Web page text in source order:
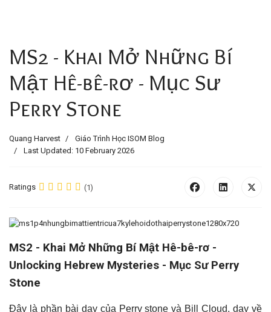
MS2 - Khai Mở Những Bí
Mật Hê-bê-rơ - Mục Sư
Perry Stone
Quang Harvest
Giáo Trình Học ISOM Blog
Last Updated: 10 February 2026
Ratings (1)
MS2 - Khai Mở Những Bí Mật Hê-bê-rơ -
Unlocking Hebrew Mysteries - Mục Sư Perry
Stone
Đây là phần bài dạy của Perry stone và Bill Cloud, dạy về